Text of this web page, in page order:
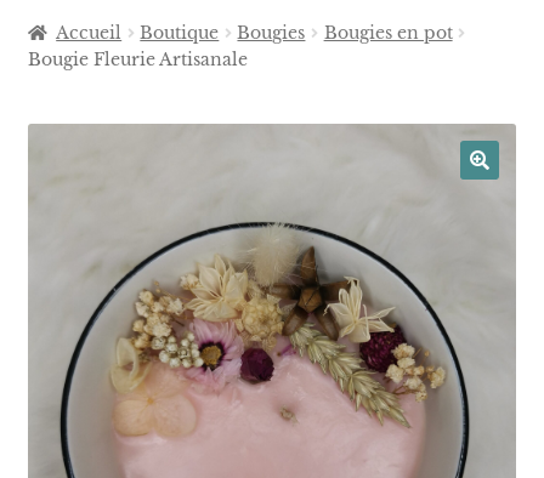
Accueil Boutique Bougies
Bougies en pot
Bougie Fleurie Artisanale